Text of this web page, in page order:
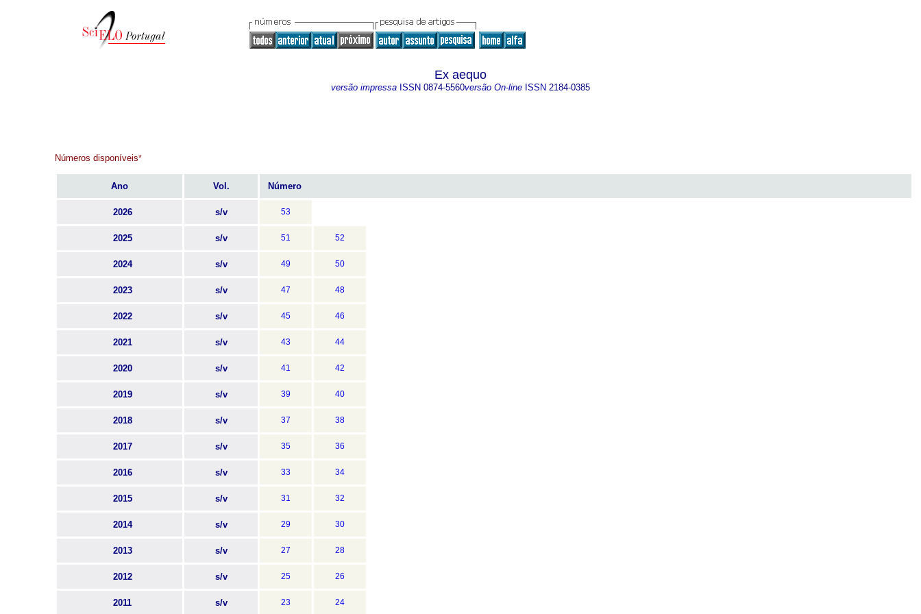
Ex aequo
versão impressa ISSN 0874-5560versão On-line ISSN 2184-0385
Números disponíveis*
Ano Vol. Número
2026 s/v 53
2025 s/v 51 52
2024 s/v 49 50
2023 s/v 47 48
2022 s/v 45 46
2021 s/v 43 44
2020 s/v 41 42
2019 s/v 39 40
2018 s/v 37 38
2017 s/v 35 36
2016 s/v 33 34
2015 s/v 31 32
2014 s/v 29 30
2013 s/v 27 28
2012 s/v 25 26
2011 s/v 23 24